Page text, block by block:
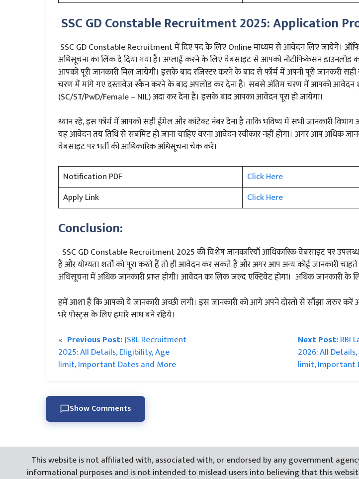
SSC GD Constable Recruitment 2025: Application
SSC GD Constable Recruitment में दिए पद के लिए Online माध्यम से आवेदन लिए जायेंगे।
अधिसूचना का लिंक दे दिया गया है। अप्लाई करने के लिए वेबसाइट से आपको नोटीफिकेसन
आपको पूरी जानकारी मिल जायेगी। इसके बाद रजिस्टर करने के बाद से फॉर्म में अपनी पूरी जानकरी
चरण में मांगे गए दस्तावेज़ स्कैन करने के बाद अपलोड कर देना है। सबसे अंतिम चरण में आपको
(SC/ST/PwD/Female – NIL) अदा कर देना है। इसके बाद आपका आवेदन पूरा हो जायेगा।
ध्यान रहे, इस फॉर्म में आपको सही ईमेल और कांटेक्ट नंबर देना है ताकि भविष्य में सभी जानकारी
यह आवेदन तय तिथि से सबमिट हो जाना चाहिए वरना आवेदन स्वीकार नहीं होगा। अगर आप अधिक
वेबसाइट पर भर्ती की आधिकारिक अधिसूचना चेक करें।
Notification PDF
Click Here
Apply Link
Click Here
Conclusion:
SSC GD Constable Recruitment 2025 की विशेष जानकारियाँ आधिकारिक वेबसाइट पर
हैं और योग्यता शर्तों को पूरा करते हैं तो ही आवेदन कर सकते हैं और अगर आप अन्य कोई जानकारी
अधिसूचना में अधिक जानकारी प्राप्त होगी। आवेदन का लिंक जल्द एक्टिवेट होगा। अधिक जानकारी के
हमें आशा है कि आपको ये जानकारी अच्छी लगी। इस जानकारी को आगे अपने दोस्तों से साँझा जरुर करें
भरे पोस्ट्स के लिए हमारे साथ बने रहिये।
« Previous Post:JSBL Recruitment
2025: All Details, Eligibility, Age
limit, Important Dates and More
Next Post:RBI
2026: All
limit, Important
Show Comments
This website is not affiliated with, associated with, or endorsed by any government
informational purposes and is not intended to mislead users into believing that this